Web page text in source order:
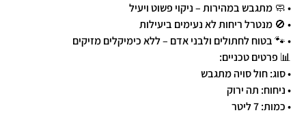
• 🧼 מתגבש במהירות – ניקוי פשוט ויעיל
• 🚫 מנטרל ריחות לא נעימים ביעילות
• 🐾 בטוח לחתולים ולבני אדם – ללא כימיקלים מזיקים
📊 פרטים טכניים:
• סוג: חול סויה מתגבש
• ניחוח: תה ירוק
• כמות: 7 ליטר